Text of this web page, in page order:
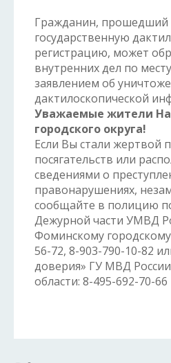
Гражданин,
государственную
регистрацию, может
внутренних дел по
заявлением об
дактилоскопической
Уважаемые жители
городского округа!
Если Вы стали жертвой
посягательств или
сведениями о
правонарушениях,
сообщайте в полицию
Дежурной части УМВД
Фоминскому городскому
56-72, 8-903-790-10-82
доверия» ГУ МВД
области: 8-495-692-70-